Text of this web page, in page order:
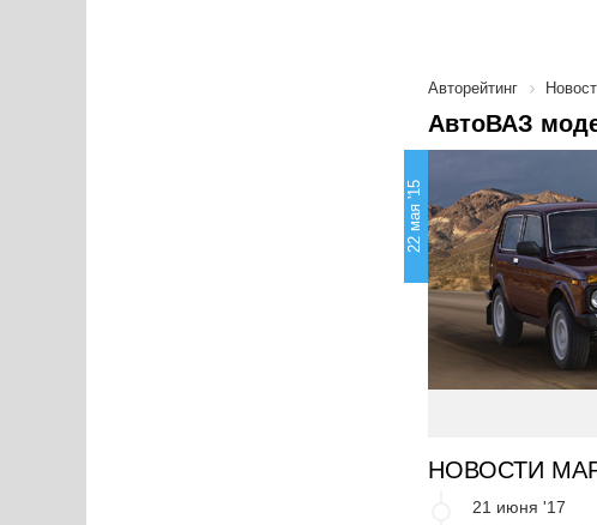
Авторейтинг
АвтоВАЗ
22 мая '15
НОВОСТИ
21 июня '17